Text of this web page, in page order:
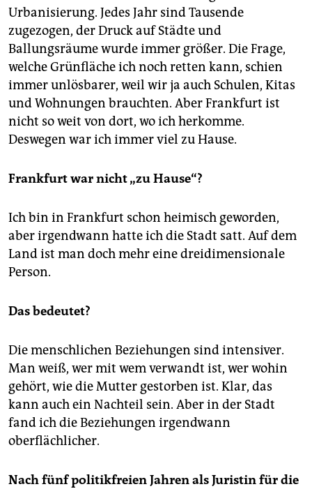
Urbanisierung. Jedes Jahr sind Tausende
zugezogen, der Druck auf Städte und
Ballungsräume wurde immer größer. Die Frage,
welche Grünfläche ich noch retten kann, schien
immer unlösbarer, weil wir ja auch Schulen, Kitas
und Wohnungen brauchten. Aber Frankfurt ist
nicht so weit von dort, wo ich herkomme.
Deswegen war ich immer viel zu Hause.
Frankfurt war nicht „zu Hause“?
Ich bin in Frankfurt schon heimisch geworden,
aber irgendwann hatte ich die Stadt satt. Auf dem
Land ist man doch mehr eine dreidimensionale
Person.
Das bedeutet?
Die menschlichen Beziehungen sind intensiver.
Man weiß, wer mit wem verwandt ist, wer wohin
gehört, wie die Mutter gestorben ist. Klar, das
kann auch ein Nachteil sein. Aber in der Stadt
fand ich die Beziehungen irgendwann
oberflächlicher.
Nach fünf politikfreien Jahren als Juristin für die